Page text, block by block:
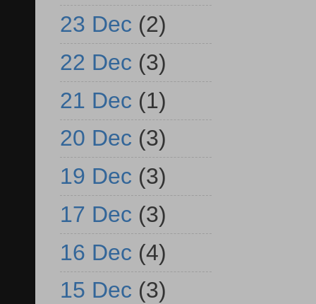
23 Dec (2)
22 Dec (3)
21 Dec (1)
20 Dec (3)
19 Dec (3)
17 Dec (3)
16 Dec (4)
15 Dec (3)